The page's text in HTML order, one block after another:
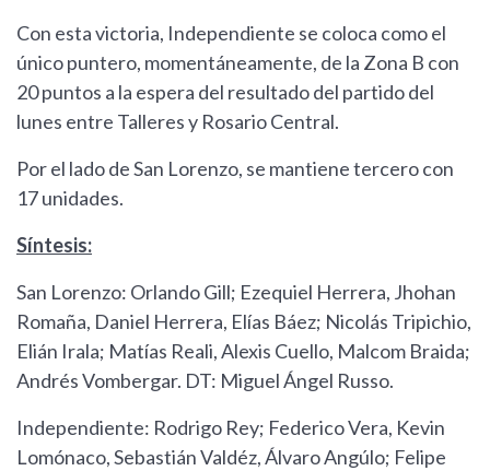
Con esta victoria, Independiente se coloca como el
único puntero, momentáneamente, de la Zona B con
20 puntos a la espera del resultado del partido del
lunes entre Talleres y Rosario Central.
Por el lado de San Lorenzo, se mantiene tercero con
17 unidades.
Síntesis:
San Lorenzo: Orlando Gill; Ezequiel Herrera, Jhohan
Romaña, Daniel Herrera, Elías Báez; Nicolás Tripichio,
Elián Irala; Matías Reali, Alexis Cuello, Malcom Braida;
Andrés Vombergar. DT: Miguel Ángel Russo.
Independiente: Rodrigo Rey; Federico Vera, Kevin
Lomónaco, Sebastián Valdéz, Álvaro Angúlo; Felipe